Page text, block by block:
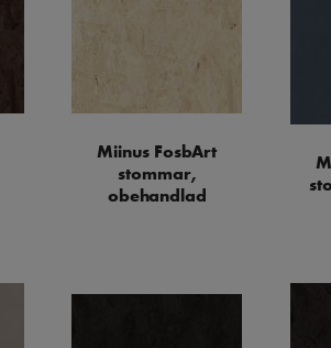
Miinus FosbArt
stommar,
obehandlad